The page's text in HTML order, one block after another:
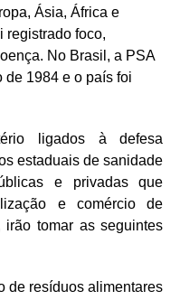
Ásia, África e
registrado foco,
No Brasil, a PSA
de 1984 e o país foi
ligados à defesa
estaduais de sanidade
e privadas que
e comércio de
irão tomar as seguintes
de resíduos alimentares